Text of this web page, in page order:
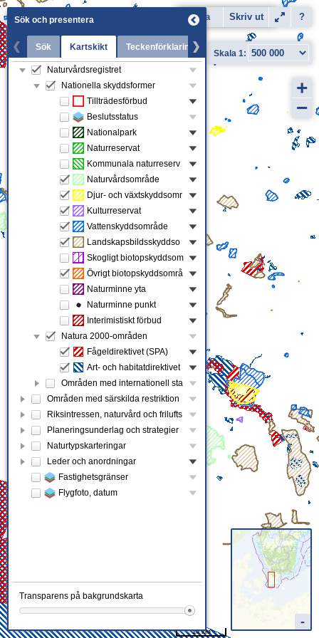
10 km
+
−
Karta Flygfoto
Dela Skriv ut ?
Sök och presentera
Sök Kartskikt Teckenförklaring Senaste nytt
KartskiktNaturvårdsregistret
Nationella skyddsformer
Tillträdesförbud
Beslutsstatus
Nationalpark
Naturreservat
Kommunala naturreservat
Naturvårdsområde
Djur- och växtskyddsområde
Kulturreservat
Vattenskyddsområde
Landskapsbildsskyddsområde
Skogligt biotopskyddsområde (Skogsstyrelsen)
Övrigt biotopskyddsområde
Naturminne yta
Naturminne punkt
Interimistiskt förbud
Natura 2000-områden
Fågeldirektivet (SPA)
Art- och habitatdirektivet (SCI)
Områden med internationell status
Områden med särskilda restriktioner
Riksintressen, naturvård och friluftsliv
Planeringsunderlag och strategier
Naturtypskarteringar
Leder och anordningar
Fastighetsgränser
Flygfoto, datum
Transparens på bakgrundskarta